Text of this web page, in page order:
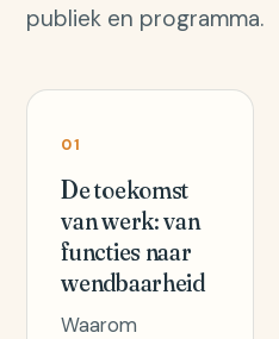
publiek en programma.
01
De toekomst
van werk: van
functies naar
wendbaarheid
Waarom